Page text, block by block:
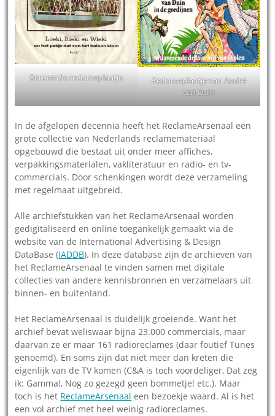
Beroemde reclameplaatje
Reclameplaatje van André
van Duin
In de afgelopen decennia heeft het ReclameArsenaal een
grote collectie van Nederlands reclamemateriaal
opgebouwd die bestaat uit onder meer affiches,
verpakkingsmaterialen, vakliteratuur en radio- en tv-
commercials. Door schenkingen wordt deze verzameling
met regelmaat uitgebreid.
Alle archiefstukken van het ReclameArsenaal worden
gedigitaliseerd en online toegankelijk gemaakt via de
website van de International Advertising & Design
DataBase (IADDB). In deze database zijn de archieven van
het ReclameArsenaal te vinden samen met digitale
collecties van andere kennisbronnen en verzamelaars uit
binnen- en buitenland.
Het ReclameArsenaal is duidelijk groeiende. Want het
archief bevat weliswaar bijna 23.000 commercials, maar
daarvan ze er maar 161 radioreclames (daar foutief Tunes
genoemd). En soms zijn dat niet meer dan kreten die
eigenlijk van de TV komen (C&A is toch voordeliger, Dat zeg
ik: Gamma!, Nog zo gezegd geen bommetje! etc.). Maar
toch is het ReclameArsenaal een bezoekje waard. Al is het
een vol archief met heel weinig radioreclames.